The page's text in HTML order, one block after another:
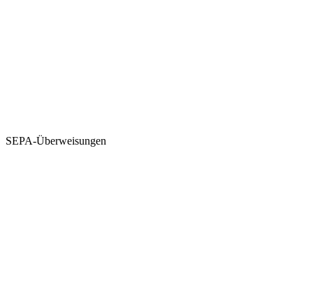
SEPA-Überweisungen